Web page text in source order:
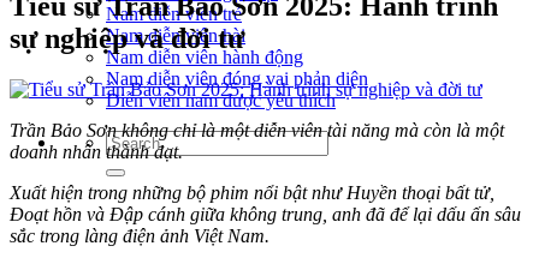
Nam diễn viên trẻ
Nam diễn viên hài
Nam diễn viên hành động
Nam diễn viên đóng vai phản diện
Diễn viên nam được yêu thích
sự nghiệp và đời tư
Trần Bảo Sơn không chỉ là một diễn viên tài năng mà còn là một
doanh nhân thành đạt.
Xuất hiện trong những bộ phim nổi bật như Huyền thoại bất tử,
Đoạt hồn và Đập cánh giữa không trung, anh đã để lại dấu ấn sâu
sắc trong làng điện ảnh Việt Nam.